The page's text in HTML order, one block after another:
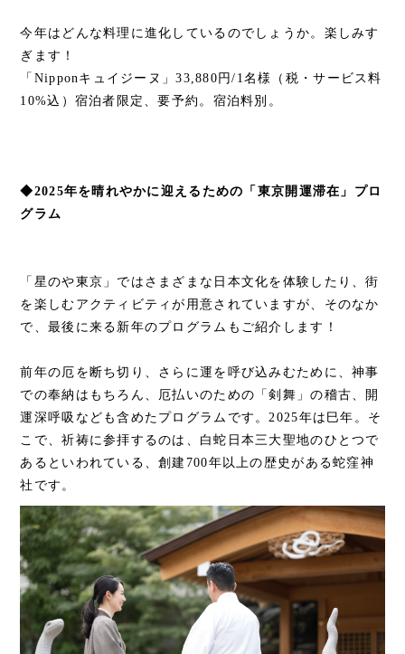
今年はどんな料理に進化しているのでしょうか。楽しみす
ぎます！
「Nipponキュイジーヌ」33,880円/1名様（税・サービス料
10%込）宿泊者限定、要予約。宿泊料別。
◆2025年を晴れやかに迎えるための「東京開運滞在」プロ
グラム
「星のや東京」ではさまざまな日本文化を体験したり、街
を楽しむアクティビティが用意されていますが、そのなか
で、最後に来る新年のプログラムもご紹介します！
前年の厄を断ち切り、さらに運を呼び込みむために、神事
での奉納はもちろん、厄払いのための「剣舞」の稽古、開
運深呼吸なども含めたプログラムです。2025年は巳年。そ
こで、祈祷に参拝するのは、白蛇日本三大聖地のひとつで
あるといわれている、創建700年以上の歴史がある蛇窪神
社です。